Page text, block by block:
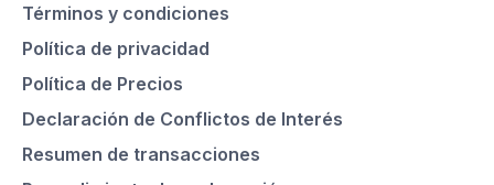
Términos y condiciones
Política de privacidad
Política de Precios
Declaración de Conflictos de Interés
Resumen de transacciones